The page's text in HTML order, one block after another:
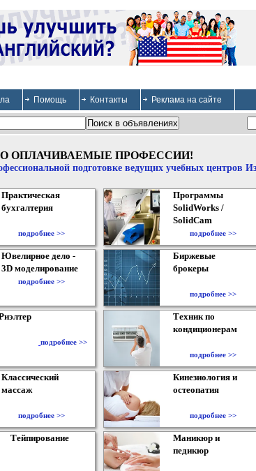
Помощь Контакты Реклама на сайте
ОПЛАЧИВАЕМЫЕ ПРОФЕССИИ!
подготовке ведущих учебных центров
Практическая
бухгалтерия
подробнее >>
Программы
SolidWorks /
SolidCam
подробнее >>
Ювелирное дело -
3D моделирование
подробнее >>
Биржевые
брокеры
подробнее >>
подробнее >>
Техник по
кондиционерам
подробнее >>
Классический
массаж
подробнее >>
Кинезиология и
остеопатия
подробнее >>
Тейпирование
Маникюр и
педикюр